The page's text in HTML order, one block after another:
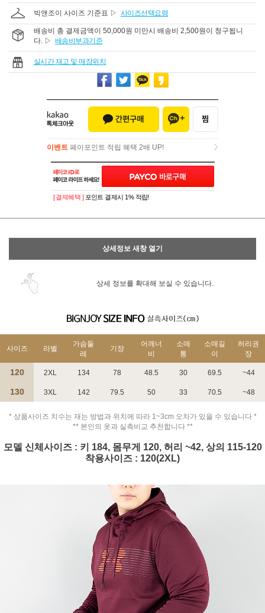
빅앤조이 사이즈 기준표 ▷ 사이즈선택요령
배송비 총 결제금액이 50,000원 미만시 배송비 2,500원이 청구됩니
다. ▷ 배송비부과기준
실시간 재고 및 매장위치
이벤트 페이포인트 적립 혜택 2배 UP!
이벤트페이포인트 적립 혜택 2배 UP!
페이코 ID로 페
[ 결제혜택 ] 포인트 결제시 1% 적립!
상세정보 새창 열기
상세 정보를 확대해 보실 수 있습니다.
사이즈 라벨
가슴둘
레
기장
어깨너
비
소매
통
소매길
이
허리권
장
120 2XL 134 78 48.5 30 69.5 ~44
130 3XL 142 79.5 50 33 70.5 ~48
* 상품사이즈 치수는 재는 방법과 위치에 따라 1~3cm 오차가 있을 수 있습니다 *
** 본인의 옷과 실측비교 추천합니다 **
모델 신체사이즈 : 키 184, 몸무게 120, 허리 ~42, 상의 115-120
착용사이즈 : 120(2XL)